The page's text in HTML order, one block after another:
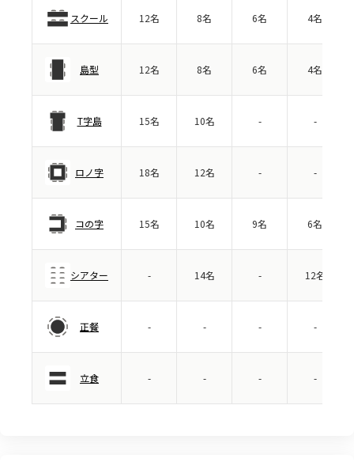
スクール 12名 8名 6名 4名
島型 12名 8名 6名 4名
T字島 15名 10名 - -
ロノ字 18名 12名 - -
コの字 15名 10名 9名 6名
シアター - 14名 - 12名
正餐 - - - -
立食 - - - -